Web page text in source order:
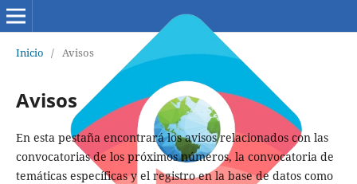
Inicio / Avisos
Avisos
En esta pestaña encontrará los avisos relacionados con las
convocatorias de los próximos números, la convocatoria de
temáticas específicas y el registro en la base de datos como